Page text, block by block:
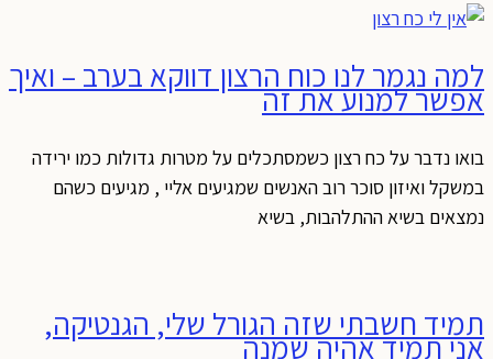
למה נגמר לנו כוח הרצון דווקא בערב – ואיך
אפשר למנוע את זה
בואו נדבר על כח רצון כשמסתכלים על מטרות גדולות כמו ירידה
במשקל ואיזון סוכר רוב האנשים שמגיעים אליי , מגיעים כשהם
נמצאים בשיא ההתלהבות, בשיא
תמיד חשבתי שזה הגורל שלי, הגנטיקה,
אני תמיד אהיה שמנה